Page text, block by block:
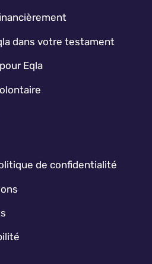
dans votre testament
Eqla
de confidentialité